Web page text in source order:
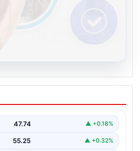
Sanal İletişimin
Ve Sohbet Deneyimi
önem taşımaktadır. Günümüzde
47.74 ▲ +0.18%
55.25 ▲ +0.32%